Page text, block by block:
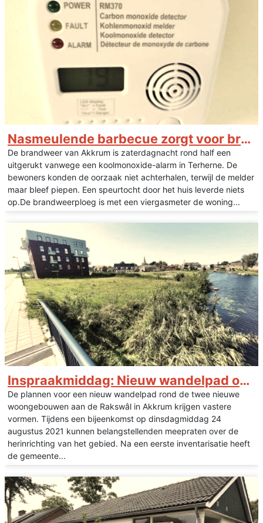
Nasmeulende barbecue zorgt voor brandalarm
De brandweer van Akkrum is zaterdagnacht rond half een
uitgerukt vanwege een koolmonoxide-alarm in Terherne. De
bewoners konden de oorzaak niet achterhalen, terwijl de melder
maar bleef piepen. Een speurtocht door het huis leverde niets
op.De brandweerploeg is met een viergasmeter de woning...
Inspraakmiddag: Nieuw wandelpad op Rakswâl Akkrum
De plannen voor een nieuw wandelpad rond de twee nieuwe
woongebouwen aan de Rakswâl in Akkrum krijgen vastere
vormen. Tijdens een bijeenkomst op dinsdagmiddag 24
augustus 2021 kunnen belangstellenden meepraten over de
herinrichting van het gebied. Na een eerste inventarisatie heeft
de gemeente...